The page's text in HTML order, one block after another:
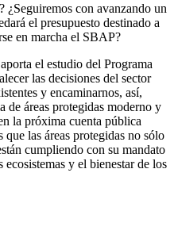
¿Seguiremos con avanzando un
el presupuesto destinado a
en marcha el SBAP?
el estudio del Programa
las decisiones del sector
y encaminarnos, así,
de áreas protegidas moderno y
la próxima cuenta pública
las áreas protegidas no sólo
cumpliendo con su mandato
y el bienestar de los